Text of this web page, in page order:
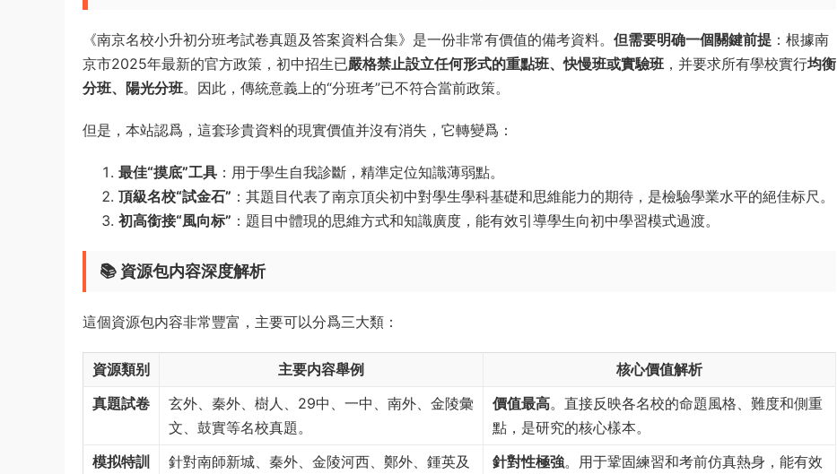
《南京名校小升初分班考試卷真題及答案資料合集》是一份非常有價值的備考資料。 但需要明确一個關鍵前提 ：根據南
京市2025年最新的官方政策，初中招生已嚴格禁止設立任何形式的重點班、快慢班或實驗班 ，并要求所有學校實行均衡
分班、陽光分班。因此，傳統意義上的“分班考”已不符合當前政策。
但是，本站認爲，這套珍貴資料的現實價值并沒有消失，它轉變爲：
最佳“摸底”工具 ：用于學生自我診斷，精準定位知識薄弱點。
頂級名校“試金石” ：其題目代表了南京頂尖初中對學生學科基礎和思維能力的期待，是檢驗學業水平的絕佳标尺。
初高銜接“風向标” ：題目中體現的思維方式和知識廣度，能有效引導學生向初中學習模式過渡。
📚 資源包内容深度解析
這個資源包内容非常豐富，主要可以分爲三大類：
資源類别 主要内容舉例
核心價值解析
真題試卷
玄外、秦外、樹人、29中、一中、南外、金陵彙
文、鼓實等名校真題。
價值最高。直接反映各名校的命題風格、難度和側重
點，是研究的核心樣本。
模拟特訓
針對南師新城、秦外、金陵河西、鄭外、鍾英及
針對性極強。用于鞏固練習和考前仿真熱身，能有效